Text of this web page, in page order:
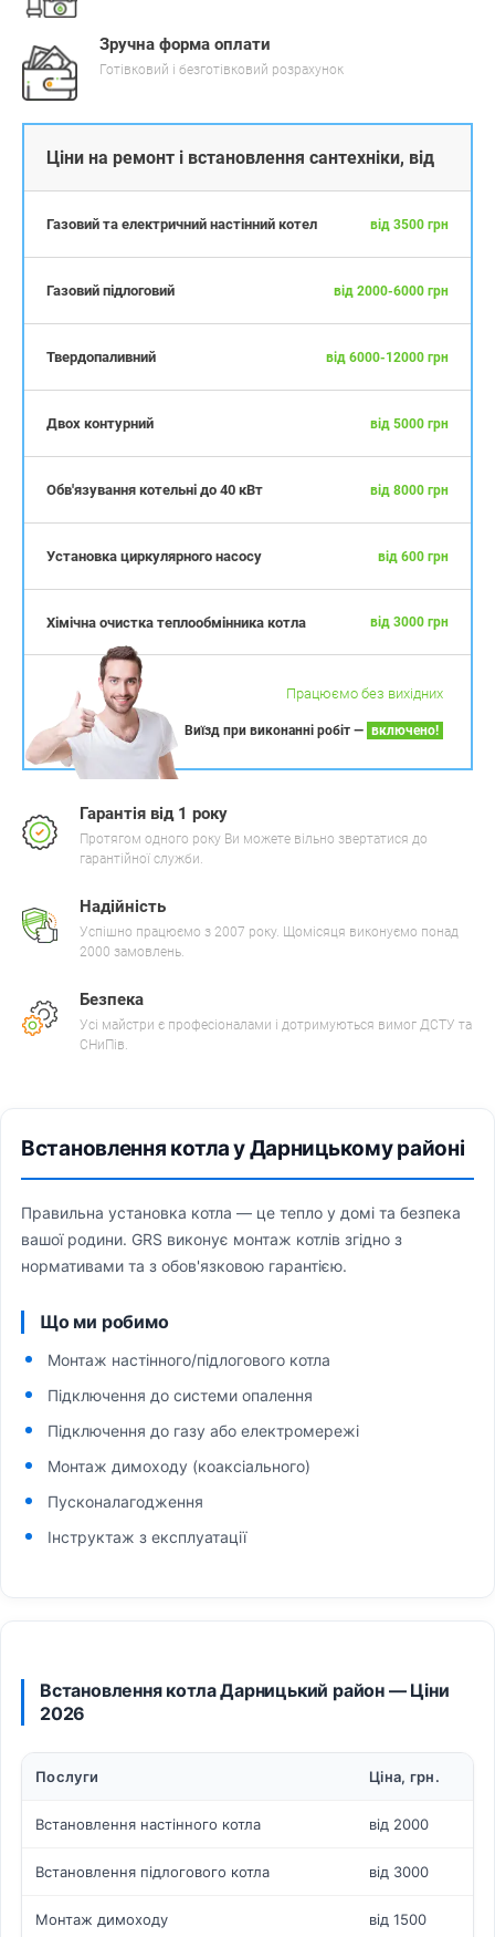
Зручна форма оплати
Готівковий і безготівковий розрахунок
Ціни на ремонт і встановлення сантехніки, від
Газовий та електричний настінний котел від 3500 грн
Газовий підлоговий від 2000-6000 грн
Твердопаливний від 6000-12000 грн
Двох контурний від 5000 грн
Обв'язування котельні до 40 кВт від 8000 грн
Установка циркулярного насосу від 600 грн
Хімічна очистка теплообмінника котла від 3000 грн
Виїзд при виконанні робіт — включено!
Працюємо без вихідних
Гарантія від 1 року
Протягом одного року Ви можете вільно звертатися до
гарантійної служби.
Надійність
Успішно працюємо з 2007 року. Щомісяця виконуємо понад
2000 замовлень.
Безпека
Усі майстри є професіоналами і дотримуються вимог ДСТУ та
СНиПів.
Встановлення котла у Дарницькому районі
Правильна установка котла — це тепло у домі та безпека
вашої родини. GRS виконує монтаж котлів згідно з
нормативами та з обов'язковою гарантією.
Що ми робимо
Монтаж настінного/підлогового котла
Підключення до системи опалення
Підключення до газу або електромережі
Монтаж димоходу (коаксіального)
Пусконалагодження
Інструктаж з експлуатації
Встановлення котла Дарницький район — Ціни
2026
Послуги Ціна, грн.
Встановлення настінного котла від 2000
Встановлення підлогового котла від 3000
Монтаж димоходу від 1500